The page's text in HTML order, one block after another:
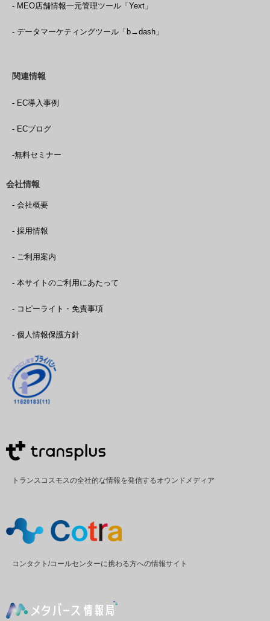
- MEO店舗情報一元管理ツール「Yext」
- データマーケティングツール「b→dash」
関連情報
- EC導入事例
- ECブログ
-無料セミナー
会社情報
- 会社概要
- 採用情報
- ご利用案内
- 本サイトのご利用にあたって
- コピーライト・免責事項
- 個人情報保護方針
トランスコスモスの全社的な情報を発信するオウンドメディア
コンタクト/コールセンターに携わる方への情報サイト